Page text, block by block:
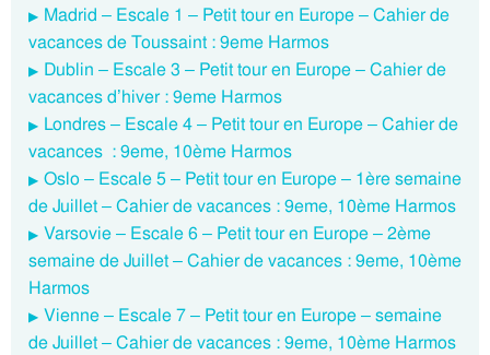
Madrid – Escale 1 – Petit tour en Europe – Cahier de
vacances de Toussaint : 9eme Harmos
Dublin – Escale 3 – Petit tour en Europe – Cahier de
vacances d’hiver : 9eme Harmos
Londres – Escale 4 – Petit tour en Europe – Cahier de
vacances : 9eme, 10ème Harmos
Oslo – Escale 5 – Petit tour en Europe – 1ère semaine
de Juillet – Cahier de vacances : 9eme, 10ème Harmos
Varsovie – Escale 6 – Petit tour en Europe – 2ème
semaine de Juillet – Cahier de vacances : 9eme, 10ème
Harmos
Vienne – Escale 7 – Petit tour en Europe – semaine
de Juillet – Cahier de vacances : 9eme, 10ème Harmos